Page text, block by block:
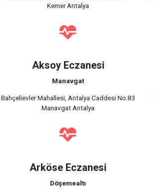
Kemer Antalya
Aksoy Eczanesi
Manavgat
Bahçelievler Mahallesi, Antalya Caddesi No:83
Manavgat Antalya
Arköse Eczanesi
Döşemealtı